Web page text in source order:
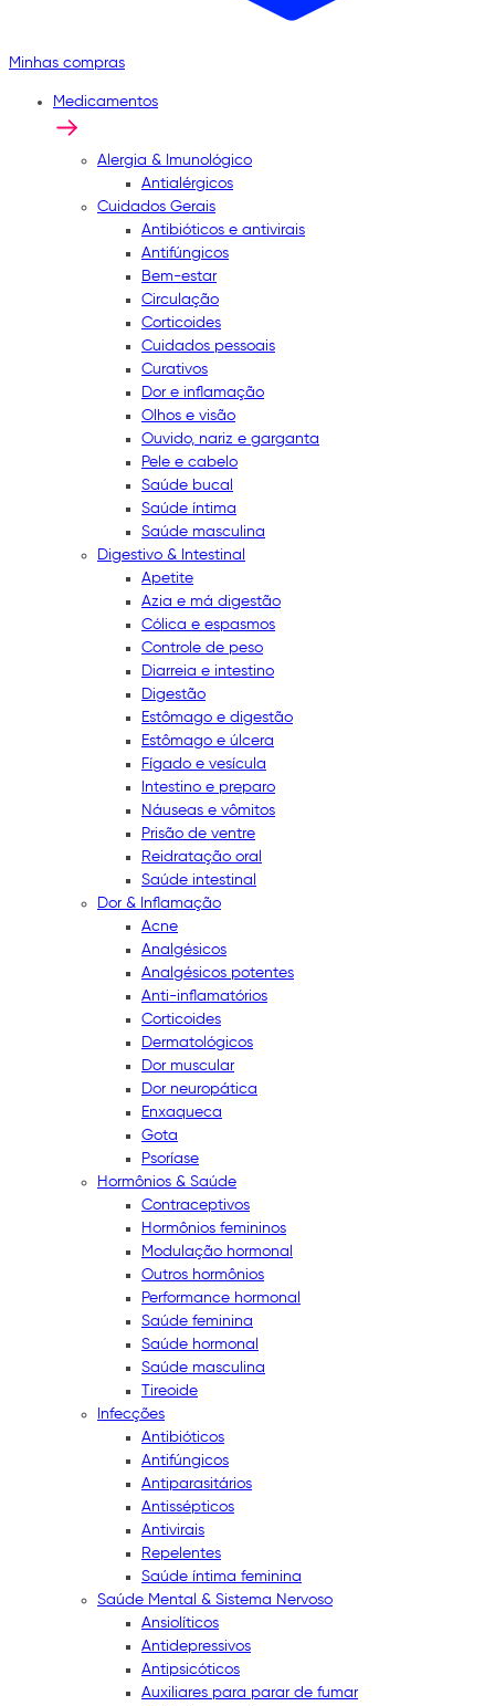
Minhas compras
Medicamentos
Alergia & Imunológico
Antialérgicos
Cuidados Gerais
Antibióticos e antivirais
Antifúngicos
Bem-estar
Circulação
Corticoides
Cuidados pessoais
Curativos
Dor e inflamação
Olhos e visão
Ouvido, nariz e garganta
Pele e cabelo
Saúde bucal
Saúde íntima
Saúde masculina
Digestivo & Intestinal
Apetite
Azia e má digestão
Cólica e espasmos
Controle de peso
Diarreia e intestino
Digestão
Estômago e digestão
Estômago e úlcera
Fígado e vesícula
Intestino e preparo
Náuseas e vômitos
Prisão de ventre
Reidratação oral
Saúde intestinal
Dor & Inflamação
Acne
Analgésicos
Analgésicos potentes
Anti-inflamatórios
Corticoides
Dermatológicos
Dor muscular
Dor neuropática
Enxaqueca
Gota
Psoríase
Hormônios & Saúde
Contraceptivos
Hormônios femininos
Modulação hormonal
Outros hormônios
Performance hormonal
Saúde feminina
Saúde hormonal
Saúde masculina
Tireoide
Infecções
Antibióticos
Antifúngicos
Antiparasitários
Antissépticos
Antivirais
Repelentes
Saúde íntima feminina
Saúde Mental & Sistema Nervoso
Ansiolíticos
Antidepressivos
Antipsicóticos
Auxiliares para parar de fumar